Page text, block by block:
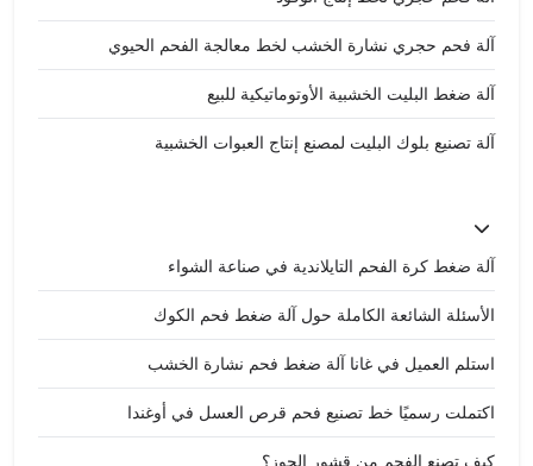
آلة فحم حجري نشارة الخشب لخط معالجة الفحم الحيوي
آلة ضغط البليت الخشبية الأوتوماتيكية للبيع
آلة تصنيع بلوك البليت لمصنع إنتاج العبوات الخشبية
آلة ضغط كرة الفحم التايلاندية في صناعة الشواء
الأسئلة الشائعة الكاملة حول آلة ضغط فحم الكوك
استلم العميل في غانا آلة ضغط فحم نشارة الخشب
اكتملت رسميًا خط تصنيع فحم قرص العسل في أوغندا
كيف تصنع الفحم من قشور الجوز؟